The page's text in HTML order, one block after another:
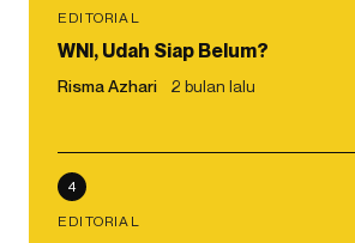
EDITORIAL
WNI, Udah Siap Belum?
Risma Azhari 2 bulan lalu
4
EDITORIAL